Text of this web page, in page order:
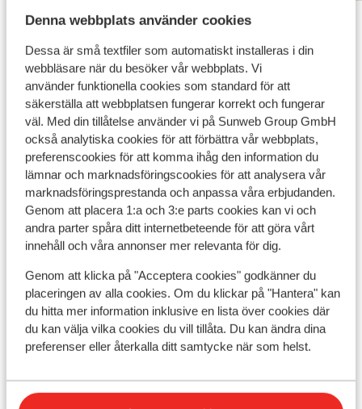
Denna webbplats använder cookies
Dessa är små textfiler som automatiskt installeras i din
webbläsare när du besöker vår webbplats. Vi
använder funktionella cookies som standard för att
säkerställa att webbplatsen fungerar korrekt och fungerar
väl. Med din tillåtelse använder vi på Sunweb Group GmbH
också analytiska cookies för att förbättra vår webbplats,
preferenscookies för att komma ihåg den information du
lämnar och marknadsföringscookies för att analysera vår
marknadsföringsprestanda och anpassa våra erbjudanden.
Genom att placera 1:a och 3:e parts cookies kan vi och
andra parter spåra ditt internetbeteende för att göra vårt
innehåll och våra annonser mer relevanta för dig.
Genom att klicka på "Acceptera cookies" godkänner du
placeringen av alla cookies. Om du klickar på "Hantera" kan
du hitta mer information inklusive en lista över cookies där
du kan välja vilka cookies du vill tillåta. Du kan ändra dina
preferenser eller återkalla ditt samtycke när som helst.
Visa alla 24 omdömen
Andra boenden i Teneriffa
Domes Baobab Suites
Iberostar Selection Sábila - endast vuxna
Iberostar Selection Anthelia
Barceló Santiago Hotel
Bahia Principe Explore Fantasia
Landmar Playa La Arena Oceanfront Hotel
Atlantic Mirage Suites & Spa